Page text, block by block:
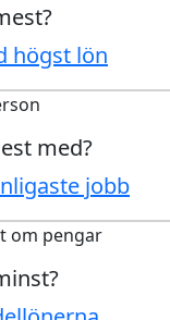
högst lön
med?
jobb